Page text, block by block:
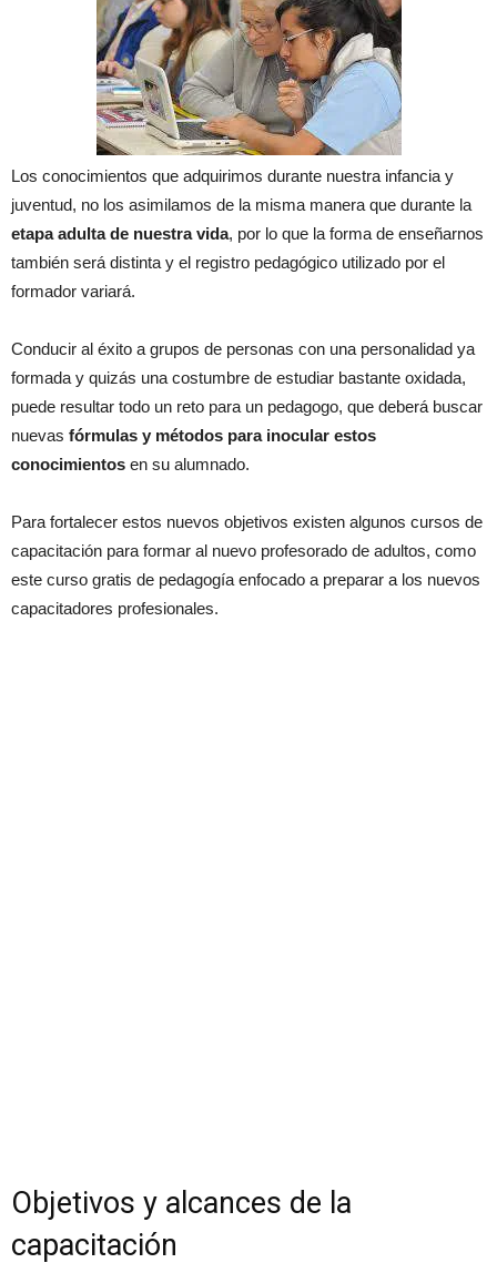
Los conocimientos que adquirimos durante nuestra infancia y
juventud, no los asimilamos de la misma manera que durante la
etapa adulta de nuestra vida, por lo que la forma de enseñarnos
también será distinta y el registro pedagógico utilizado por el
formador variará.
Conducir al éxito a grupos de personas con una personalidad ya
formada y quizás una costumbre de estudiar bastante oxidada,
puede resultar todo un reto para un pedagogo, que deberá buscar
nuevas fórmulas y métodos para inocular estos
conocimientos en su alumnado.
Para fortalecer estos nuevos objetivos existen algunos cursos de
capacitación para formar al nuevo profesorado de adultos, como
este curso gratis de pedagogía enfocado a preparar a los nuevos
capacitadores profesionales.
Objetivos y alcances de la
capacitación